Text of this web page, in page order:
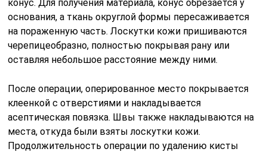
конус. Для получения материала, конус обрезается у
основания, а ткань округлой формы пересаживается
на пораженную часть. Лоскутки кожи пришиваются
черепицеобразно, полностью покрывая рану или
оставляя небольшое расстояние между ними.
После операции, оперированное место покрывается
клеенкой с отверстиями и накладывается
асептическая повязка. Швы также накладываются на
места, откуда были взяты лоскутки кожи.
Продолжительность операции по удалению кисты